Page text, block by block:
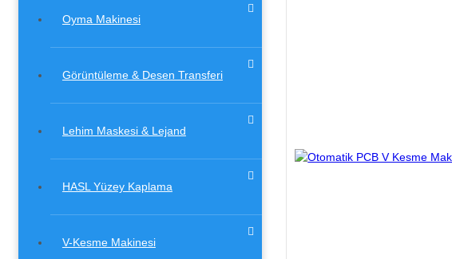
Oyma Makinesi
Görüntüleme & Desen Transferi
Lehim Maskesi & Lejand
HASL Yüzey Kaplama
V-Kesme Makinesi